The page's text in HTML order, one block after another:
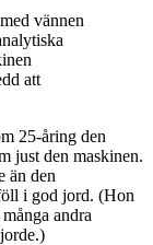
vännen
att
25-åring den
just den maskinen.
än den
i god jord. (Hon
andra